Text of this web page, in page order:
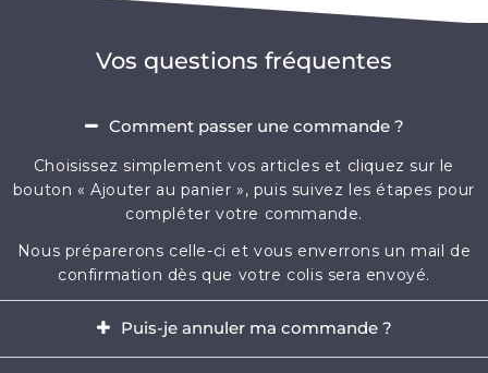
Vos questions fréquentes
Comment passer une commande ?
Choisissez simplement vos articles et cliquez sur le
bouton « Ajouter au panier », puis suivez les étapes pour
compléter votre commande.
Nous préparerons celle-ci et vous enverrons un mail de
confirmation dès que votre colis sera envoyé.
Puis-je annuler ma commande ?